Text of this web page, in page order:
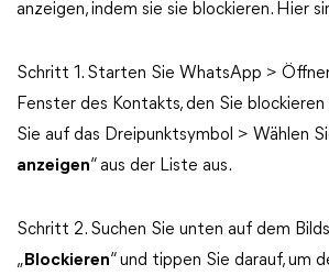
anzeigen, indem sie sie blockieren. Hier
Schritt 1. Starten Sie WhatsApp >
Fenster des Kontakts, den Sie
Sie auf das Dreipunktsymbol > Wählen
anzeigen“ aus der Liste aus.
Schritt 2. Suchen Sie unten auf dem
„ Blockieren“ und tippen Sie darauf, um